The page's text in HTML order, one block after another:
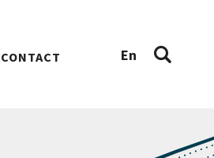
CONTACT En